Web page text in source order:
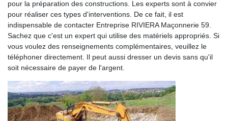
pour la préparation des constructions. Les experts sont à convier
pour réaliser ces types d'interventions. De ce fait, il est
indispensable de contacter Entreprise RIVIERA Maçonnerie 59.
Sachez que c'est un expert qui utilise des matériels appropriés. Si
vous voulez des renseignements complémentaires, veuillez le
téléphoner directement. Il peut aussi dresser un devis sans qu'il
soit nécessaire de payer de l'argent.